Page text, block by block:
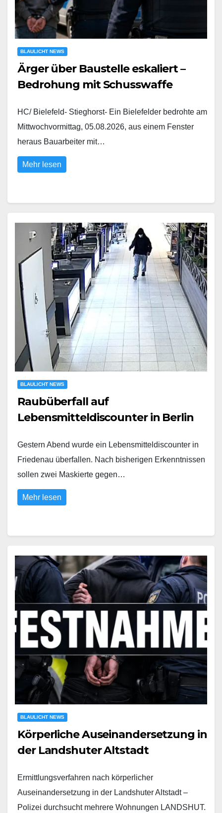
BLAULICHT NEWS
Ärger über Baustelle eskaliert –
Bedrohung mit Schusswaffe
HC/ Bielefeld- Stieghorst- Ein Bielefelder bedrohte am
Mittwochvormittag, 05.08.2026, aus einem Fenster
heraus Bauarbeiter mit…
Mehr lesen
BLAULICHT NEWS
Raubüberfall auf
Lebensmitteldiscounter in Berlin
Gestern Abend wurde ein Lebensmitteldiscounter in
Friedenau überfallen. Nach bisherigen Erkenntnissen
sollen zwei Maskierte gegen…
Mehr lesen
BLAULICHT NEWS
Körperliche Auseinandersetzung in
der Landshuter Altstadt
Ermittlungsverfahren nach körperlicher
Auseinandersetzung in der Landshuter Altstadt –
Polizei durchsucht mehrere Wohnungen LANDSHUT.